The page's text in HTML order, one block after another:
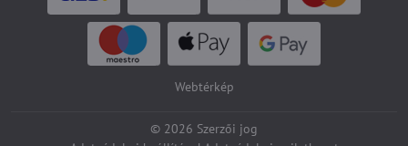
Webtérkép
© 2026 Szerzői jog